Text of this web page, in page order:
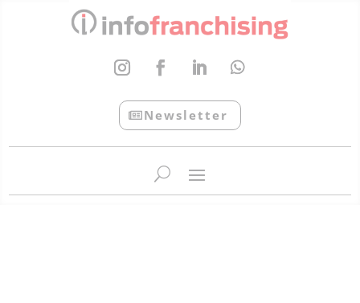
Newsletter